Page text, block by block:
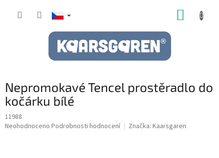
Nepromokavé Tencel prostěradlo do
kočárku bílé
11988
Průměrné
Neohodnoceno Podrobnosti hodnocení Značka: Kaarsgaren